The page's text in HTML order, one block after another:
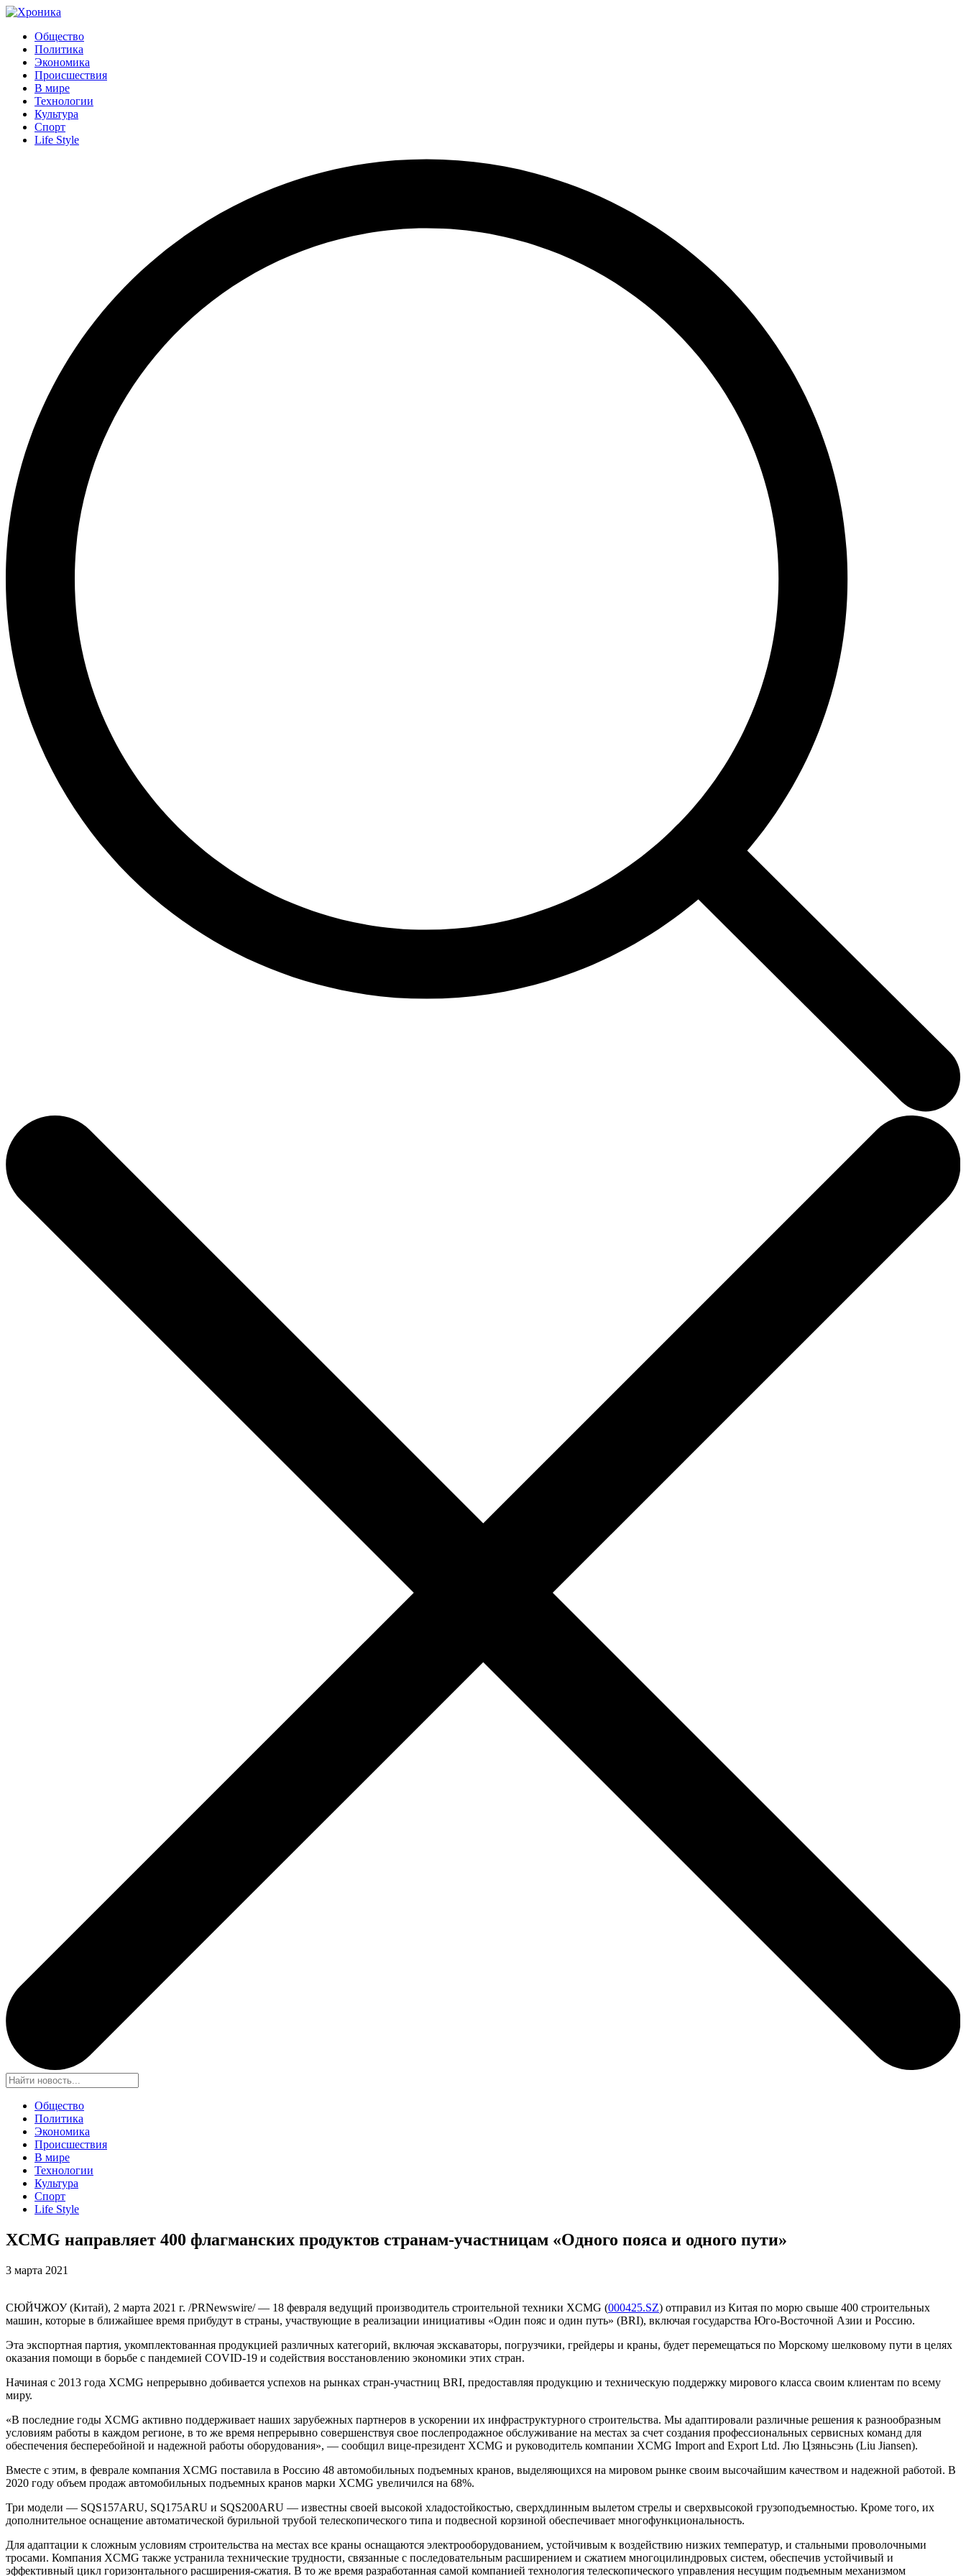
Общество
Политика
Экономика
Происшествия
В мире
Технологии
Культура
Спорт
Life Style
Общество
Политика
Экономика
Происшествия
В мире
Технологии
Культура
Спорт
Life Style
XCMG направляет 400 флагманских продуктов странам-участницам «Одного пояса и одного пути»
3 марта 2021
СЮЙЧЖОУ (Китай), 2 марта 2021 г. /PRNewswire/ — 18 февраля ведущий производитель строительной техники XCMG (000425.SZ) отправил из Китая по морю свыше 400 строительных
машин, которые в ближайшее время прибудут в страны, участвующие в реализации инициативы «Один пояс и один путь» (BRI), включая государства Юго-Восточной Азии и Россию.
Эта экспортная партия, укомплектованная продукцией различных категорий, включая экскаваторы, погрузчики, грейдеры и краны, будет перемещаться по Морскому шелковому пути в целях
оказания помощи в борьбе с пандемией COVID-19 и содействия восстановлению экономики этих стран.
Начиная с 2013 года XCMG непрерывно добивается успехов на рынках стран-участниц BRI, предоставляя продукцию и техническую поддержку мирового класса своим клиентам по всему
миру.
«В последние годы XCMG активно поддерживает наших зарубежных партнеров в ускорении их инфраструктурного строительства. Мы адаптировали различные решения к разнообразным
условиям работы в каждом регионе, в то же время непрерывно совершенствуя свое послепродажное обслуживание на местах за счет создания профессиональных сервисных команд для
обеспечения бесперебойной и надежной работы оборудования», — сообщил вице-президент XCMG и руководитель компании XCMG Import and Export Ltd. Лю Цзяньсэнь (Liu Jiansen).
Вместе с этим, в феврале компания XCMG поставила в Россию 48 автомобильных подъемных кранов, выделяющихся на мировом рынке своим высочайшим качеством и надежной работой. В
2020 году объем продаж автомобильных подъемных кранов марки XCMG увеличился на 68%.
Три модели — SQS157ARU, SQ175ARU и SQS200ARU — известны своей высокой хладостойкостью, сверхдлинным вылетом стрелы и сверхвысокой грузоподъемностью. Кроме того, их
дополнительное оснащение автоматической бурильной трубой телескопического типа и подвесной корзиной обеспечивает многофункциональность.
Для адаптации к сложным условиям строительства на местах все краны оснащаются электрооборудованием, устойчивым к воздействию низких температур, и стальными проволочными
тросами. Компания XCMG также устранила технические трудности, связанные с последовательным расширением и сжатием многоцилиндровых систем, обеспечив устойчивый и
эффективный цикл горизонтального расширения-сжатия. В то же время разработанная самой компанией технология телескопического управления несущим подъемным механизмом